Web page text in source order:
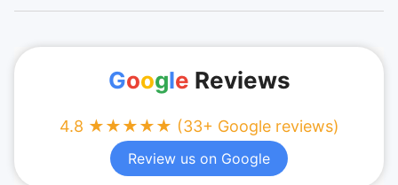
Google Reviews
4.8 ★★★★★ (33+ Google reviews)
Review us on Google